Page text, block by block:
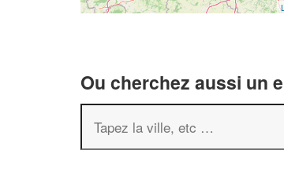
Ou cherchez aussi un